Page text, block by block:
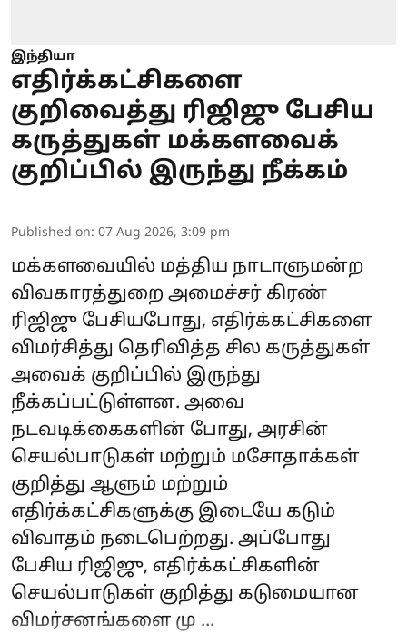
இந்தியா
எதிர்க்கட்சிகளை
குறிவைத்து ரிஜிஜு பேசிய
கருத்துகள் மக்களவைக்
குறிப்பில் இருந்து நீக்கம்
Published on: 07 Aug 2026, 3:09 pm
மக்களவையில் மத்திய நாடாளுமன்ற
விவகாரத்துறை அமைச்சர் கிரண்
ரிஜிஜு பேசியபோது, எதிர்க்கட்சிகளை
விமர்சித்து தெரிவித்த சில கருத்துகள்
அவைக் குறிப்பில் இருந்து
நீக்கப்பட்டுள்ளன. அவை
நடவடிக்கைகளின் போது, அரசின்
செயல்பாடுகள் மற்றும் மசோதாக்கள்
குறித்து ஆளும் மற்றும்
எதிர்க்கட்சிகளுக்கு இடையே கடும்
விவாதம் நடைபெற்றது. அப்போது
பேசிய ரிஜிஜு, எதிர்க்கட்சிகளின்
செயல்பாடுகள் குறித்து கடுமையான
விமர்சனங்களை மு ...